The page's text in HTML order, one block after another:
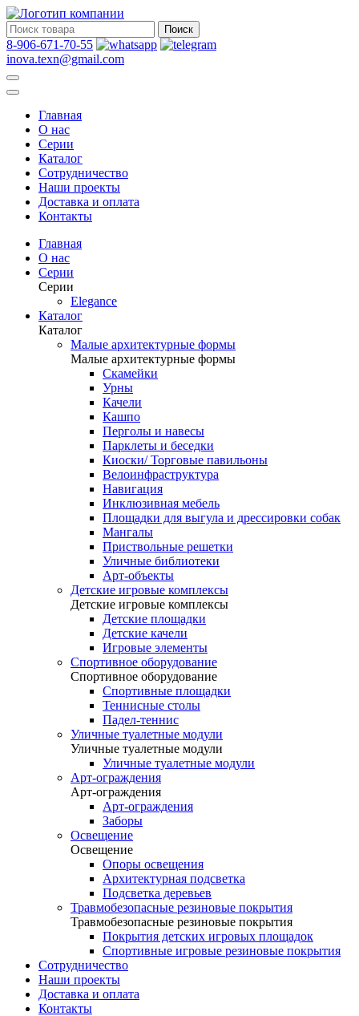
Поиск
8-906-671-70-55
inova.texn@gmail.com
Главная
О нас
Серии
Каталог
Сотрудничество
Наши проекты
Доставка и оплата
Контакты
Главная
О нас
Серии
Серии
Elegance
Каталог
Каталог
Малые архитектурные формы
Малые архитектурные формы
Скамейки
Урны
Качели
Кашпо
Перголы и навесы
Парклеты и беседки
Киоски/ Торговые павильоны
Велоинфраструктура
Навигация
Инклюзивная мебель
Площадки для выгула и дрессировки собак
Мангалы
Приствольные решетки
Уличные библиотеки
Арт-объекты
Детские игровые комплексы
Детские игровые комплексы
Детские площадки
Детские качели
Игровые элементы
Спортивное оборудование
Спортивное оборудование
Спортивные площадки
Теннисные столы
Падел-теннис
Уличные туалетные модули
Уличные туалетные модули
Уличные туалетные модули
Арт-ограждения
Арт-ограждения
Арт-ограждения
Заборы
Освещение
Освещение
Опоры освещения
Архитектурная подсветка
Подсветка деревьев
Травмобезопасные резиновые покрытия
Травмобезопасные резиновые покрытия
Покрытия детских игровых площадок
Спортивные игровые резиновые покрытия
Сотрудничество
Наши проекты
Доставка и оплата
Контакты